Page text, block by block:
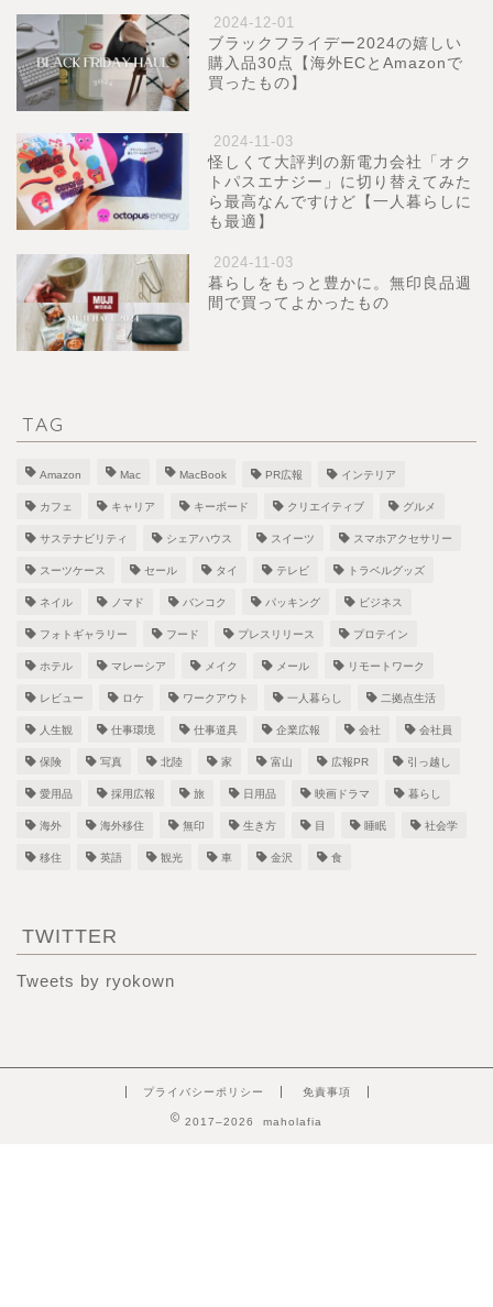
2024-12-01
ブラックフライデー2024の嬉しい
購入品30点【海外ECとAmazonで
買ったもの】
2024-11-03
怪しくて大評判の新電力会社「オク
トパスエナジー」に切り替えてみた
ら最高なんですけど【一人暮らしに
も最適】
2024-11-03
暮らしをもっと豊かに。無印良品週
間で買ってよかったもの
TAG
Amazon Mac MacBook PR広報 インテリア
カフェ キャリア キーボード クリエイティブ グルメ
サステナビリティ シェアハウス スイーツ スマホアクセサリー
スーツケース セール タイ テレビ トラベルグッズ
ネイル ノマド バンコク パッキング ビジネス
フォトギャラリー フード プレスリリース プロテイン
ホテル マレーシア メイク メール リモートワーク
レビュー ロケ ワークアウト 一人暮らし 二拠点生活
人生観 仕事環境 仕事道具 企業広報 会社 会社員
保険 写真 北陸 家 富山 広報PR 引っ越し
愛用品 採用広報 旅 日用品 映画ドラマ 暮らし
海外 海外移住 無印 生き方 目 睡眠 社会学
移住 英語 観光 車 金沢 食
TWITTER
Tweets by ryokown
プライバシーポリシー 免責事項
2017–2026 maholafia